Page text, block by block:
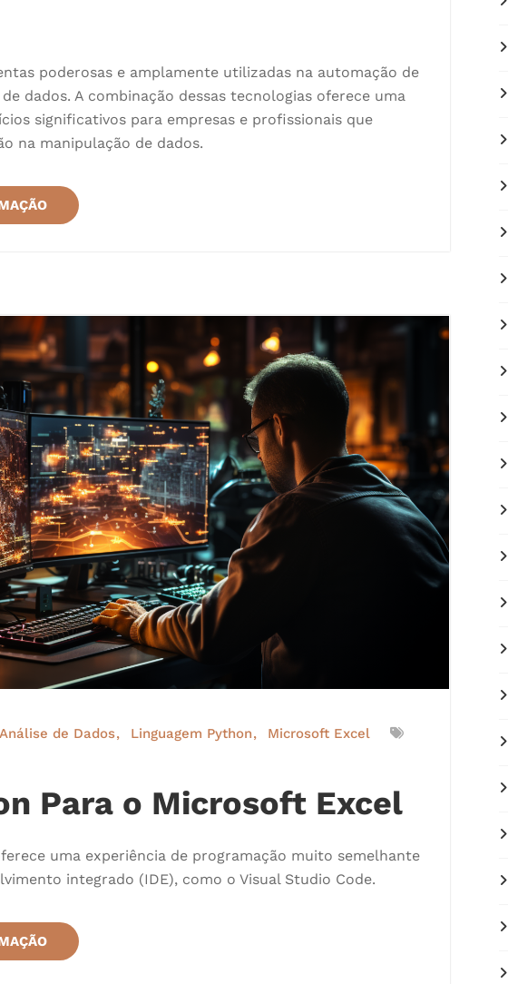
poderosas e amplamente utilizadas na automação de
dados. A combinação dessas tecnologias oferece uma
significativos para empresas e profissionais que
na manipulação de dados.
Análise de Dados Linguagem Python
Microsoft Excel
Para o Microsoft Excel
uma experiência de programação muito semelhante
integrado (IDE), como o Visual Studio Code.